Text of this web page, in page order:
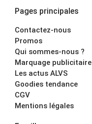
Pages principales
Contactez-nous
Promos
Qui sommes-nous ?
Marquage publicitaire
Les actus ALVS
Goodies tendance
CGV
Mentions légales